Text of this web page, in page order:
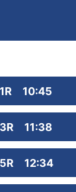
1R 10:45
3R 11:38
5R 12:34